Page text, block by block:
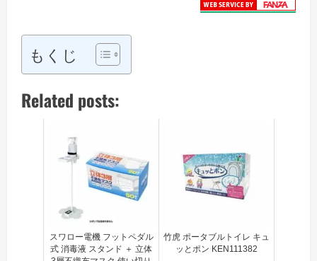
もくじ
Related posts:
スワロー電機 フットペダル
式 消毒液 スタンド ＋ 立体
竹虎 ポータブルトイレ キュ
ッとポン KEN111382